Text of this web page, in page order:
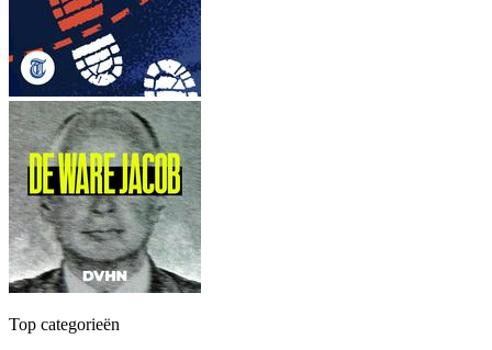
Top categorieën